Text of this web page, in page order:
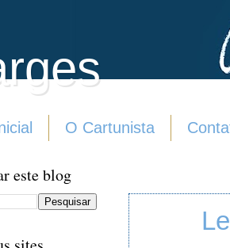
O Cartunista
este blog